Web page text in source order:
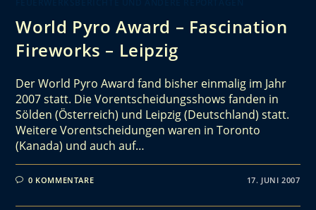
World Pyro Award – Fascination
Fireworks – Leipzig
Der World Pyro Award fand bisher einmalig im Jahr
2007 statt. Die Vorentscheidungsshows fanden in
Sölden (Österreich) und Leipzig (Deutschland) statt.
Weitere Vorentscheidungen waren in Toronto
(Kanada) und auch auf…
0 KOMMENTARE 17. JUNI 2007